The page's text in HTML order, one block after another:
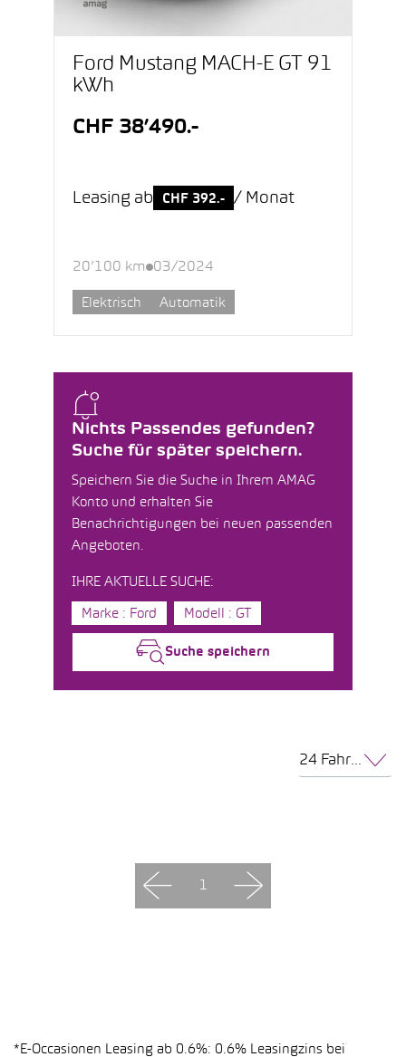
Nichts Passendes gefunden?
Suche für später speichern.
Speichern Sie die Suche in Ihrem AMAG
Konto und erhalten Sie
Benachrichtigungen bei neuen passenden
Angeboten.
IHRE AKTUELLE SUCHE:
Marke : Ford Modell : GT
Suche speichern
Ford Mustang MACH-E GT 91
kWh
CHF 38’490.-
Leasing ab CHF 392.- / Monat
20’100 km 03/2024
Elektrisch Automatik
24 Fahrzeuge pro Seite
1
*E-Occasionen Leasing ab 0.6%: 0.6% Leasingzins bei